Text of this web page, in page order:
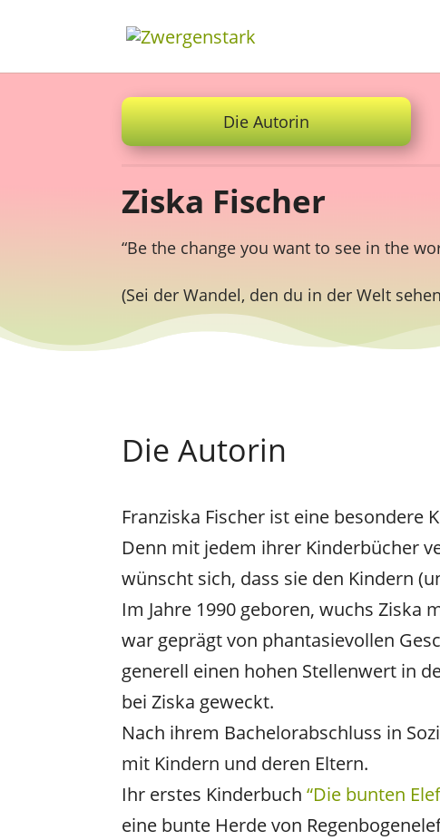
Die Autorin
Ziska Fischer
“Be the change you want to see in the
(Sei der Wandel, den du in der Welt
Die Autorin
Franziska Fischer ist eine
Denn mit jedem ihrer Kinderbücher
wünscht sich, dass sie den Kindern
Im Jahre 1990 geboren, wuchs
war geprägt von phantasievollen
generell einen hohen Stellenwert in
bei Ziska geweckt.
Nach ihrem Bachelorabschluss in
mit Kindern und deren Eltern.
Ihr erstes Kinderbuch“Die bunten
eine bunte Herde von